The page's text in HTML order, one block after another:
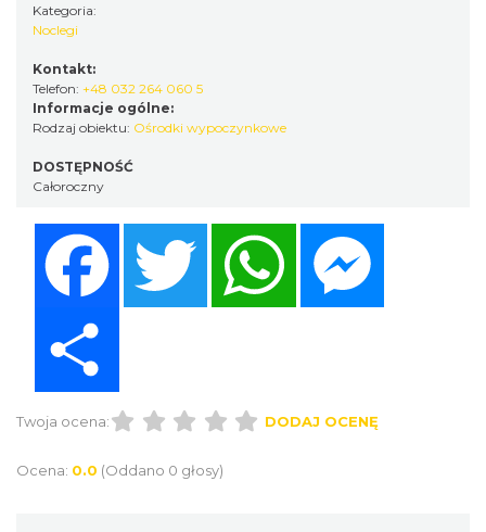
Kategoria:
Noclegi
Kontakt:
Telefon: +48 032 264 060 5
Informacje ogólne:
Rodzaj obiektu: Ośrodki wypoczynkowe
DOSTĘPNOŚĆ
Całoroczny
Twitter
Twoja ocena: DODAJ OCENĘ
Ocena: 0.0 (Oddano 0 głosy)